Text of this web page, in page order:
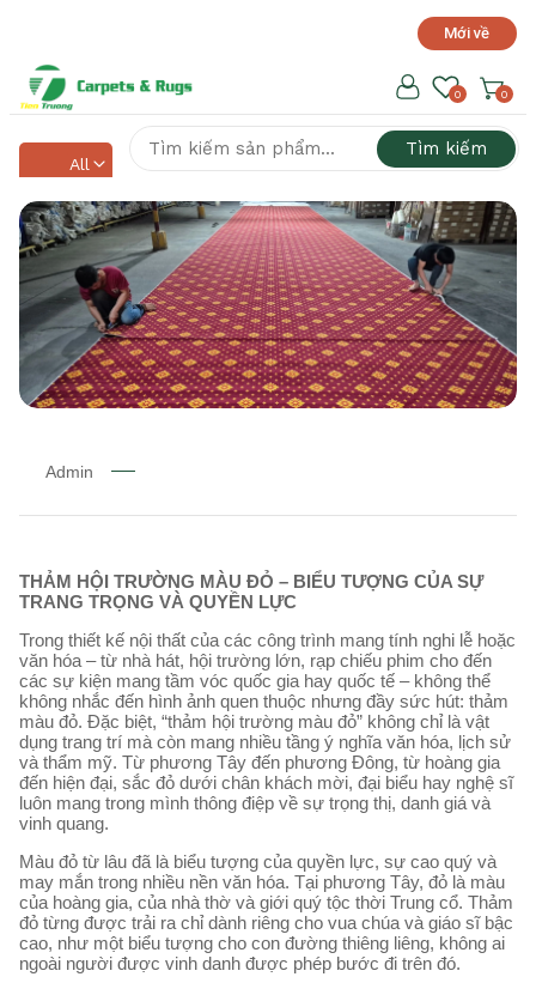
Tìm kiếm
0
0
All
Mới về
THẢM HỘI TRƯỜNG MÀU ĐỎ – BIỂU TƯỢNG CỦA SỰ
TRANG TRỌNG VÀ QUYỀN LỰC
Trong thiết kế nội thất của các công trình mang tính nghi lễ hoặc
văn hóa – từ nhà hát, hội trường lớn, rạp chiếu phim cho đến
các sự kiện mang tầm vóc quốc gia hay quốc tế – không thể
không nhắc đến hình ảnh quen thuộc nhưng đầy sức hút: thảm
màu đỏ. Đặc biệt, “thảm hội trường màu đỏ” không chỉ là vật
dụng trang trí mà còn mang nhiều tầng ý nghĩa văn hóa, lịch sử
và thẩm mỹ. Từ phương Tây đến phương Đông, từ hoàng gia
đến hiện đại, sắc đỏ dưới chân khách mời, đại biểu hay nghệ sĩ
luôn mang trong mình thông điệp về sự trọng thị, danh giá và
vinh quang.
Màu đỏ từ lâu đã là biểu tượng của quyền lực, sự cao quý và
may mắn trong nhiều nền văn hóa. Tại phương Tây, đỏ là màu
của hoàng gia, của nhà thờ và giới quý tộc thời Trung cổ. Thảm
đỏ từng được trải ra chỉ dành riêng cho vua chúa và giáo sĩ bậc
cao, như một biểu tượng cho con đường thiêng liêng, không ai
ngoài người được vinh danh được phép bước đi trên đó.
Admin